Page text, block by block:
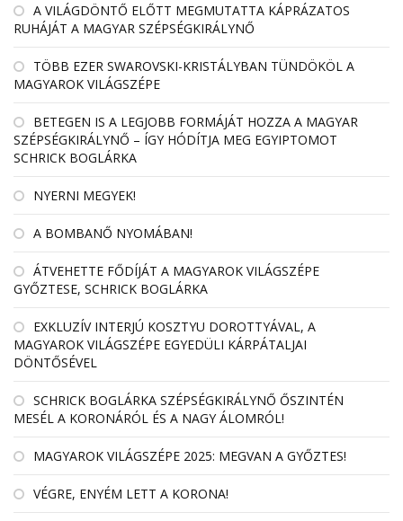
A VILÁGDÖNTŐ ELŐTT MEGMUTATTA KÁPRÁZATOS
RUHÁJÁT A MAGYAR SZÉPSÉGKIRÁLYNŐ
TÖBB EZER SWAROVSKI-KRISTÁLYBAN TÜNDÖKÖL A
MAGYAROK VILÁGSZÉPE
BETEGEN IS A LEGJOBB FORMÁJÁT HOZZA A MAGYAR
SZÉPSÉGKIRÁLYNŐ – ÍGY HÓDÍTJA MEG EGYIPTOMOT
SCHRICK BOGLÁRKA
NYERNI MEGYEK!
A BOMBANŐ NYOMÁBAN!
ÁTVEHETTE FŐDÍJÁT A MAGYAROK VILÁGSZÉPE
GYŐZTESE, SCHRICK BOGLÁRKA
EXKLUZÍV INTERJÚ KOSZTYU DOROTTYÁVAL, A
MAGYAROK VILÁGSZÉPE EGYEDÜLI KÁRPÁTALJAI
DÖNTŐSÉVEL
SCHRICK BOGLÁRKA SZÉPSÉGKIRÁLYNŐ ŐSZINTÉN
MESÉL A KORONÁRÓL ÉS A NAGY ÁLOMRÓL!
MAGYAROK VILÁGSZÉPE 2025: MEGVAN A GYŐZTES!
VÉGRE, ENYÉM LETT A KORONA!